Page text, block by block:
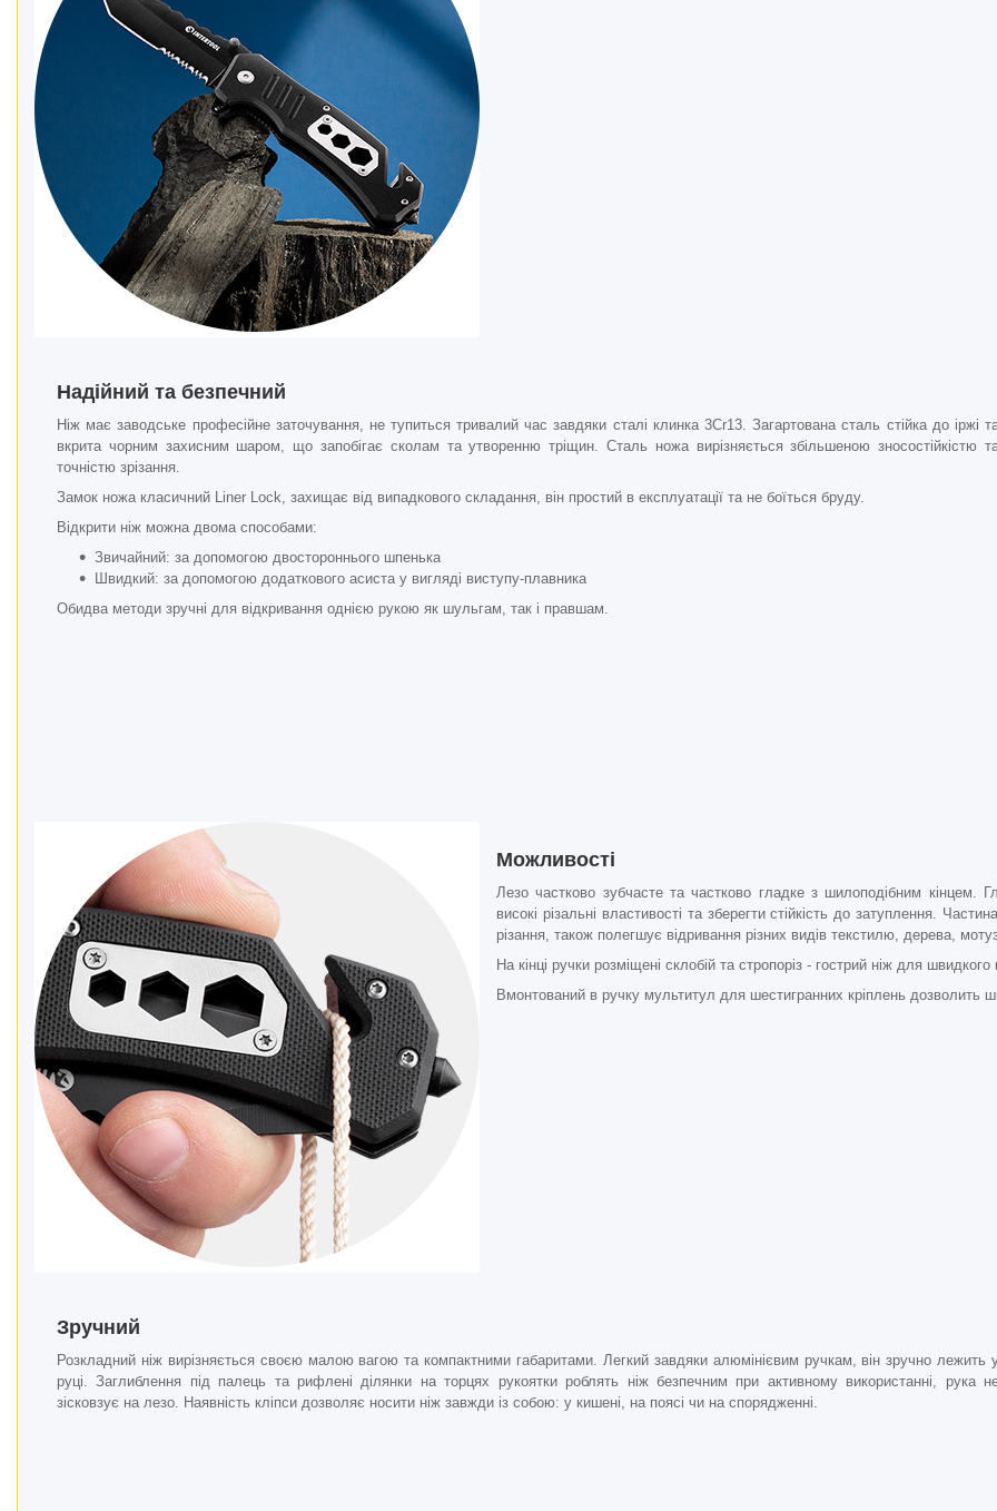
Надійний та безпечний
Ніж має заводське професійне заточування, не тупиться тривалий час завдяки сталі клинка 3Cr13. Загартована сталь стійка до іржі
вкрита чорним захисним шаром, що запобігає сколам та утворенню тріщин. Сталь ножа вирізняється збільшеною зносостійкістю
точністю зрізання.
Замок ножа класичний Liner Lock, захищає від випадкового складання, він простий в експлуатації та не боїться бруду.
Відкрити ніж можна двома способами:
Звичайний: за допомогою двостороннього шпенька
Швидкий: за допомогою додаткового асиста у вигляді виступу-плавника
Обидва методи зручні для відкривання однією рукою як шульгам, так і правшам.
Можливості
Лезо частково зубчасте та частково гладке з шилоподібним кінцем.
високі різальні властивості та зберегти стійкість до затуплення.
різання, також полегшує відривання різних видів текстилю, дерева,
На кінці ручки розміщені склобій та стропоріз - гострий ніж для
Вмонтований в ручку мультитул для шестигранних кріплень дозволить
Зручний
Розкладний ніж вирізняється своєю малою вагою та компактними габаритами. Легкий завдяки алюмінієвим ручкам, він зручно лежить
руці. Заглиблення під палець та рифлені ділянки на торцях рукоятки роблять ніж безпечним при активному використанні, рука
зісковзує на лезо. Наявність кліпси дозволяє носити ніж завжди із собою: у кишені, на поясі чи на спорядженні.